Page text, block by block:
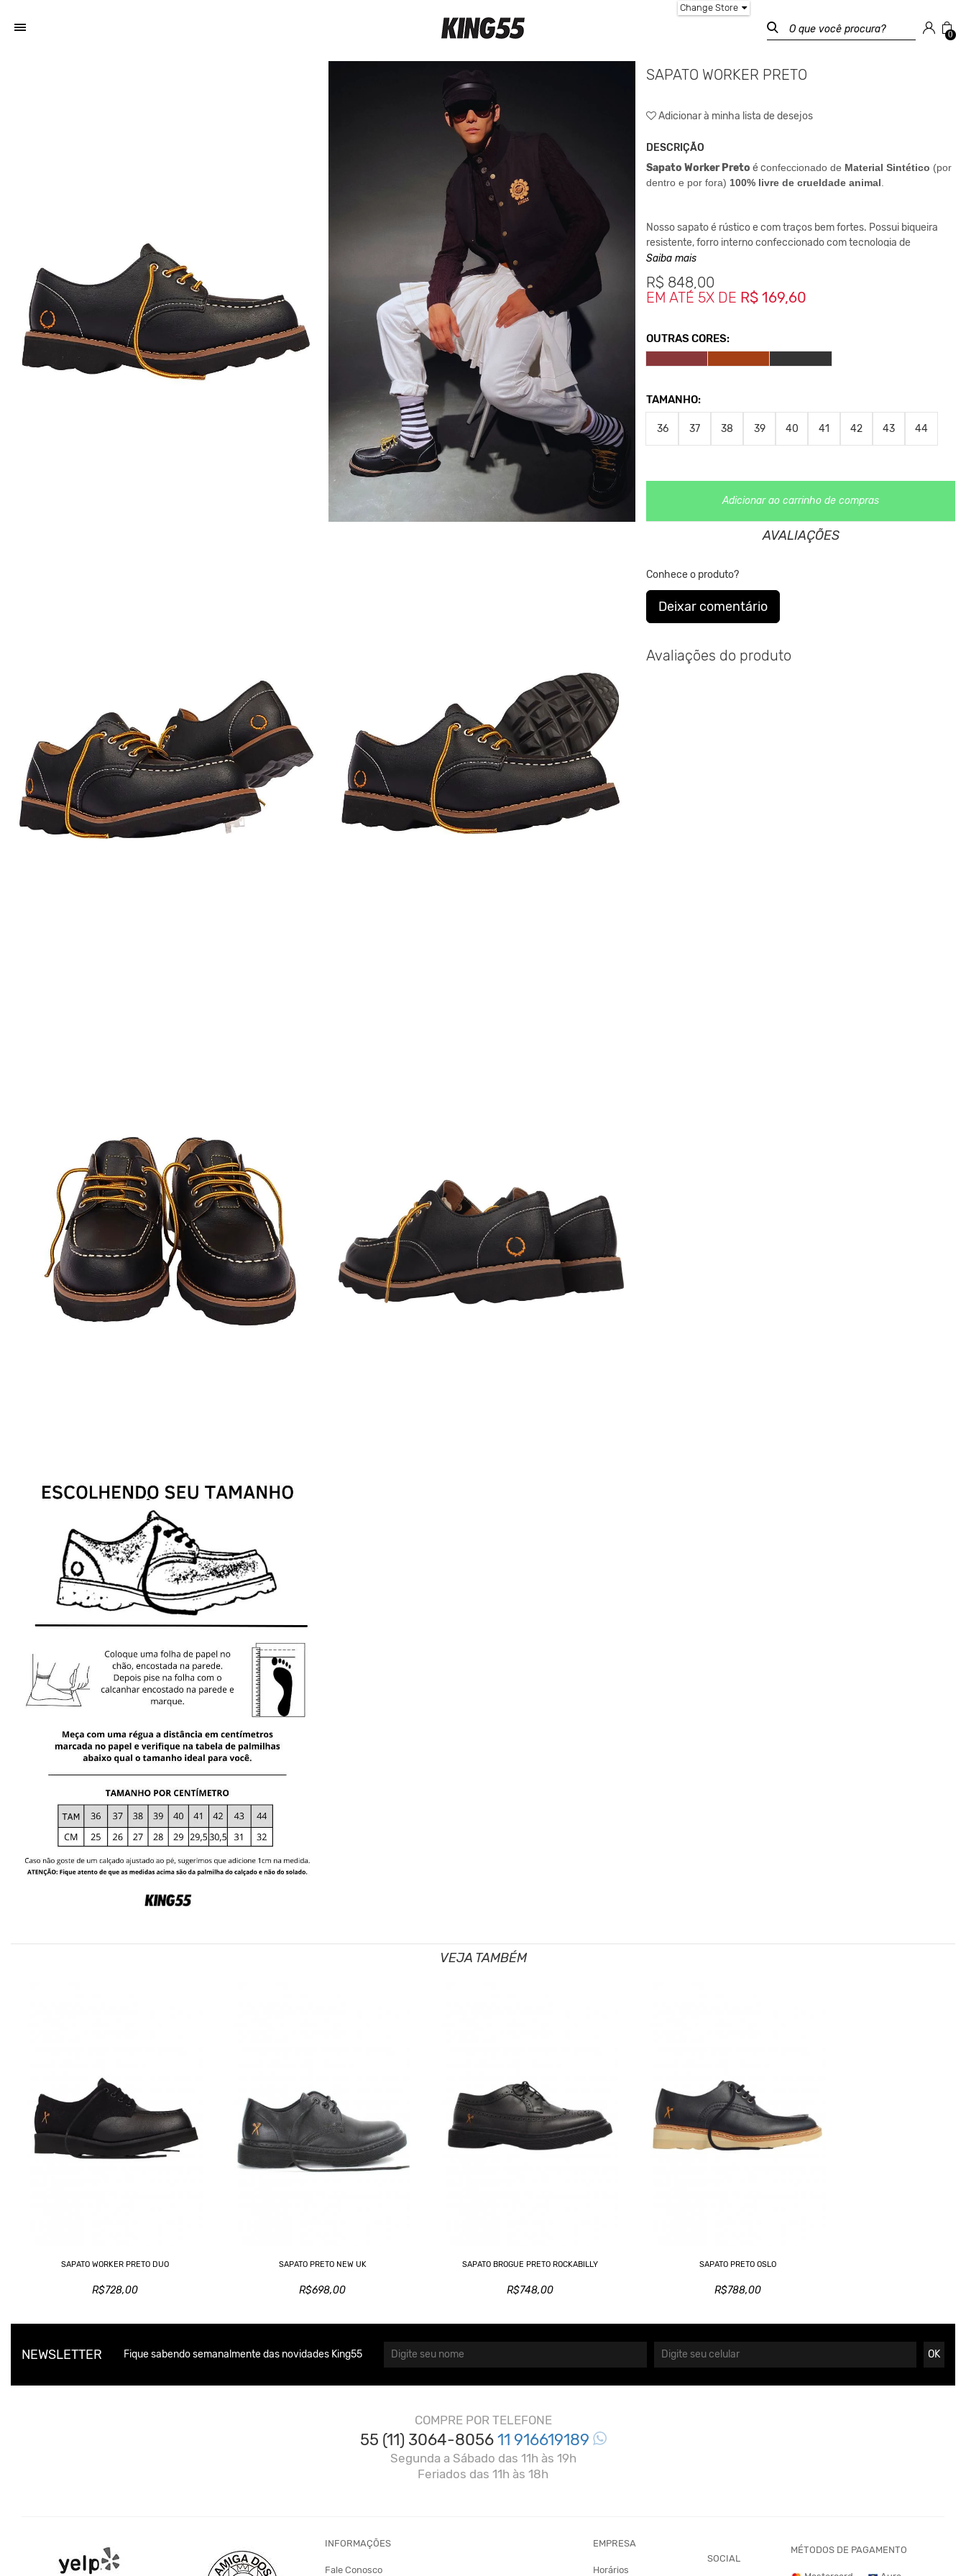
Change Store
0
SAPATO WORKER PRETO
Adicionar à minha lista de desejos
DESCRIÇÃO
Sapato Worker Preto é confeccionado de Material Sintético (por
dentro e por fora) 100% livre de crueldade animal.
Nosso sapato é rústico e com traços bem fortes. Possui biqueira
resistente, forro interno confeccionado com tecnologia de
absorção de umidade, costura manual e solado VIBRAM.
Cabedal composto por tecido microfibra sintético e fechamento
com cadarço de cordão.
eaté mesmo paraocasiões sociais.
**As cores podem variar conforme a configuração do seu
Clique aquiPara saber mais sobre a manutenção de seus
origem animal. Além disso, sustentabilidade é algo queestá no
DNA da marca desde sua fundação.
Veja abaixo tabela de tamanhos comparados a numerçao europeia.
Saiba mais
R$ 848,00
EM ATÉ 5X DE R$ 169,60
OUTRAS CORES:
TAMANHO:
36 37 38 39 40 41 42 43 44
Adicionar ao carrinho de compras
AVALIAÇÕES
Conhece o produto?
Deixar comentário
Avaliações do produto
VEJA TAMBÉM
SAPATO WORKER PRETO DUO
R$728,00
SAPATO PRETO NEW UK
R$698,00
SAPATO BROGUE PRETO ROCKABILLY
R$748,00
SAPATO PRETO OSLO
R$788,00
NEWSLETTER Fique sabendo semanalmente das novidades King55 OK
COMPRE POR TELEFONE
55 (11) 3064-805611 916619189
Segunda a Sábado das 11h às 19h
Feriados das 11h às 18h
INFORMAÇÕES
Fale Conosco
EMPRESA
Horários
SOCIAL
MÉTODOS DE PAGAMENTO